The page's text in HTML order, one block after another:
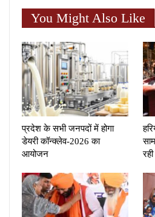
You Might Also Like
प्रदेश के सभी जनपदों में होगा
डेयरी कॉन्क्लेव-2026 का
आयोजन